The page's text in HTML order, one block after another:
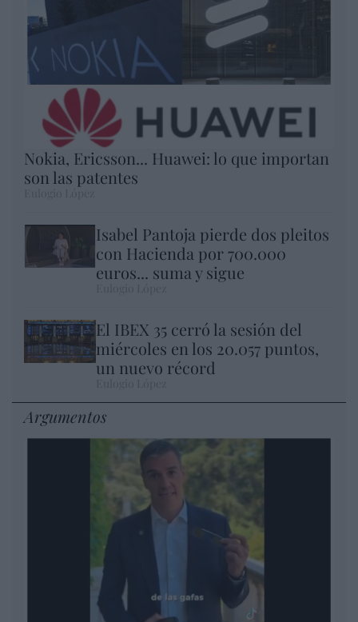
Nokia, Ericsson... Huawei: lo que importan
son las patentes
Isabel Pantoja pierde dos pleitos
con Hacienda por 700.000
euros... suma y sigue
El IBEX 35 cerró la sesión del
miércoles en los 20.057 puntos,
un nuevo récord
Argumentos